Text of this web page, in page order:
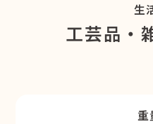
生
工芸品・
重